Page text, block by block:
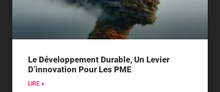
Le Développement Durable, Un Levier
D’innovation Pour Les PME
LIRE +